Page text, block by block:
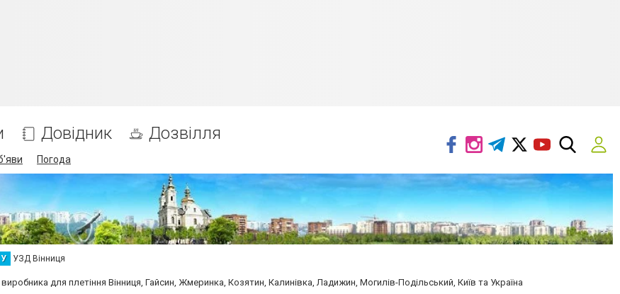
Довідник Дозвілля
Погода
У УЗД Вінниця
для плетіння Вінниця, Гайсин, Жмеринка, Козятин, Калинівка, Ладижин, Могилів-Подільський, Київ та Україна